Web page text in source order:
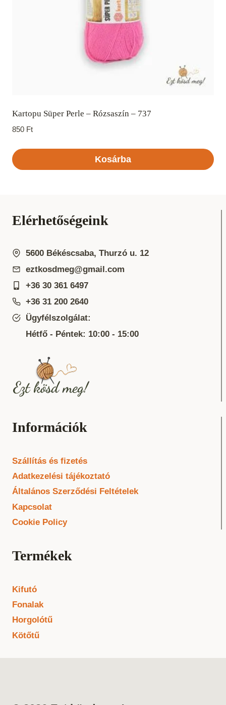
Kartopu Süper Perle – Rózsaszín – 737
850 Ft
Kosárba
Elérhetőségeink
5600 Békéscsaba, Thurzó u. 12
eztkosdmeg@gmail.com
+36 30 361 6497
+36 31 200 2640
Ügyfélszolgálat:
Hétfő - Péntek: 10:00 - 15:00
Információk
Szállítás és fizetés
Adatkezelési tájékoztató
Általános Szerződési Feltételek
Kapcsolat
Cookie Policy
Termékek
Kifutó
Fonalak
Horgolótű
Kötőtű